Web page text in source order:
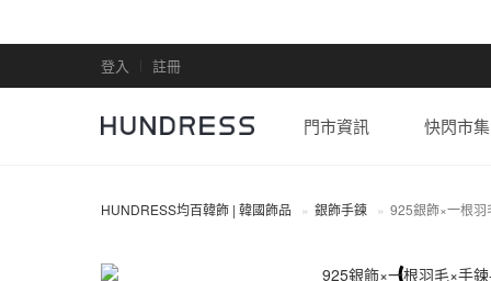
登入 註冊
門市資訊 快閃市集
HUNDRESS均百韓飾 | 韓國飾品 銀飾手鍊 925銀飾×一根羽